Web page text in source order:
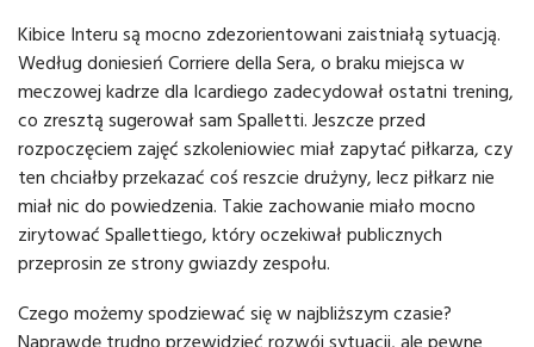
Kibice Interu są mocno zdezorientowani zaistniałą sytuacją.
Według doniesień Corriere della Sera, o braku miejsca w
meczowej kadrze dla Icardiego zadecydował ostatni trening,
co zresztą sugerował sam Spalletti. Jeszcze przed
rozpoczęciem zajęć szkoleniowiec miał zapytać piłkarza, czy
ten chciałby przekazać coś reszcie drużyny, lecz piłkarz nie
miał nic do powiedzenia. Takie zachowanie miało mocno
zirytować Spallettiego, który oczekiwał publicznych
przeprosin ze strony gwiazdy zespołu.
Czego możemy spodziewać się w najbliższym czasie?